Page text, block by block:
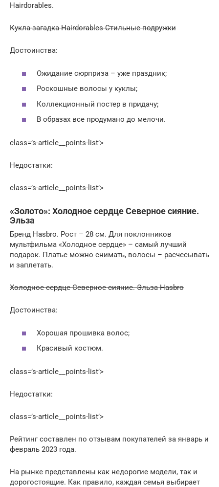
Hairdorables.
Кукла-загадка Hairdorables Стильные подружки
Достоинства:
Ожидание сюрприза – уже праздник;
Роскошные волосы у куклы;
Коллекционный постер в придачу;
В образах все продумано до мелочи.
class=’s-article__points-list’>
Недостатки:
class=’s-article__points-list’>
«Золото»: Холодное сердце Северное сияние.
Эльза
Бренд Hasbro. Рост – 28 см. Для поклонников
мультфильма «Холодное сердце» – самый лучший
подарок. Платье можно снимать, волосы – расчесывать
и заплетать.
Холодное сердце Северное сияние. Эльза Hasbro
Достоинства:
Хорошая прошивка волос;
Красивый костюм.
class=’s-article__points-list’>
Недостатки:
class=’s-article__points-list’>
Рейтинг составлен по отзывам покупателей за январь и
февраль 2023 года.
На рынке представлены как недорогие модели, так и
дорогостоящие. Как правило, каждая семья выбирает